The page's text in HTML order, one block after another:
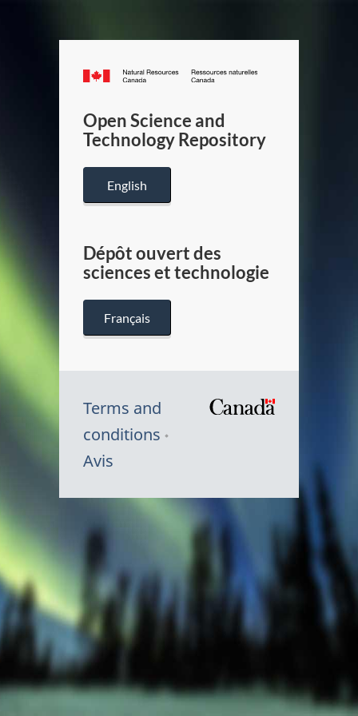
Canada.ca
/
Canada
Open Science and
Technology Repository
English
Dépôt ouvert des
sciences et technologie
Français
Terms and
conditions
Avis
Canada